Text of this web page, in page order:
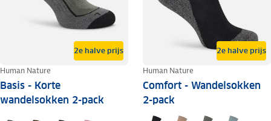
2e halve prijs
Human Nature
Basis - Korte
wandelsokken 2-pack
2e halve prijs
Human Nature
Comfort - Wandelsokken
2-pack